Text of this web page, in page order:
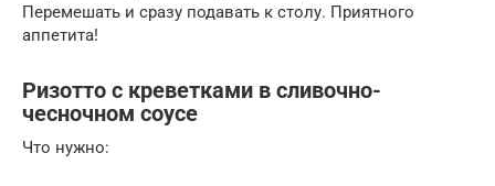
Перемешать и сразу подавать к столу. Приятного
аппетита!
Ризотто с креветками в сливочно-
чесночном соусе
Что нужно: